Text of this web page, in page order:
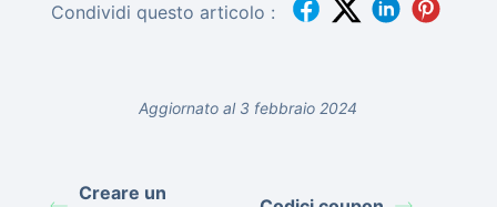
Condividi questo articolo :
Aggiornato al 3 febbraio 2024
Creare un